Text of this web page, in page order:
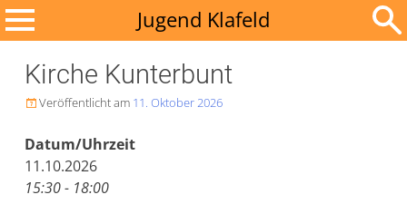
Zum
Inhalt
Jugend Klafeld
nach:Kirche Kunterbunt
Veröffentlicht am 11. Oktober 2026
Datum/Uhrzeit
11.10.2026
15:30 - 18:00